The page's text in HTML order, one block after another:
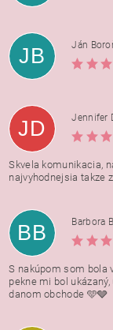
JB
Ján
JD
Jennifer
Skvela komunikacia,
najvyhodnejsia takze
BB
Barbora
S nakúpom som bola
pekne mi bol
danom obchode 🩵🩶